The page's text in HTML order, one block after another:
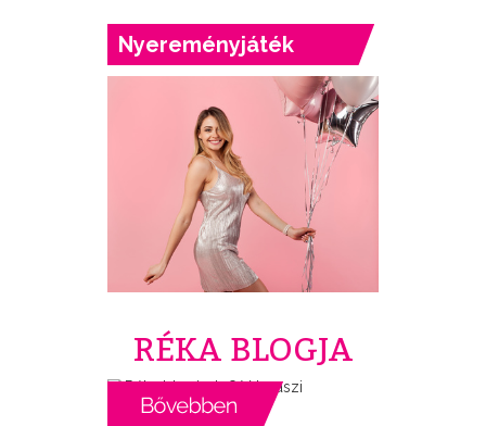
Nyereményjáték
RÉKA BLOGJA